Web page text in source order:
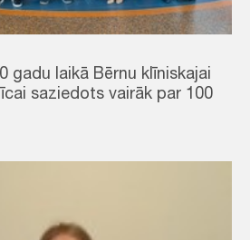
gadu laikā Bērnu klīniskajai
saziedots vairāk par 100